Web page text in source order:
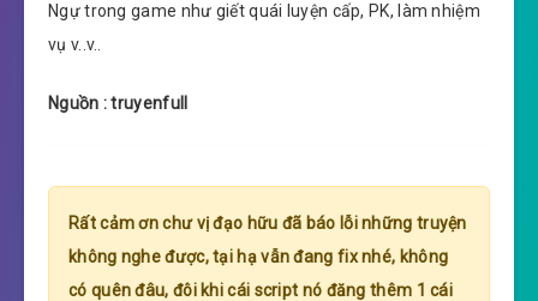
Ngự trong game như giết quái luyện cấp, PK, làm nhiệm
vụ v..v..
Nguồn : truyenfull
Rất cảm ơn chư vị đạo hữu đã báo lỗi những truyện
không nghe được, tại hạ vẫn đang fix nhé, không
có quên đâu, đôi khi cái script nó đăng thêm 1 cái